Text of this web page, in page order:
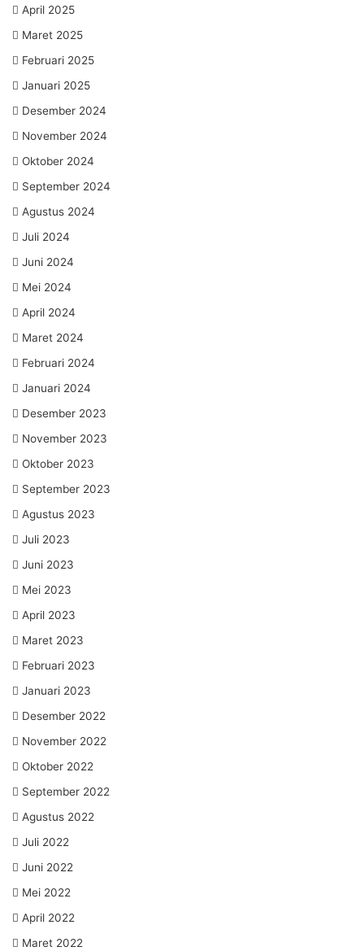
April 2025
Maret 2025
Februari 2025
Januari 2025
Desember 2024
November 2024
Oktober 2024
September 2024
Agustus 2024
Juli 2024
Juni 2024
Mei 2024
April 2024
Maret 2024
Februari 2024
Januari 2024
Desember 2023
November 2023
Oktober 2023
September 2023
Agustus 2023
Juli 2023
Juni 2023
Mei 2023
April 2023
Maret 2023
Februari 2023
Januari 2023
Desember 2022
November 2022
Oktober 2022
September 2022
Agustus 2022
Juli 2022
Juni 2022
Mei 2022
April 2022
Maret 2022